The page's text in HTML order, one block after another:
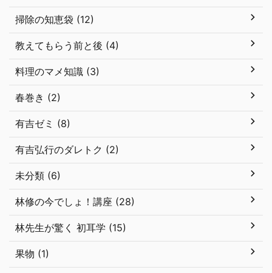
掃除の知恵袋 (12)
教えてもらう前と後 (4)
料理のマメ知識 (3)
春巻き (2)
有吉ゼミ (8)
有吉弘行のダレトク (2)
未分類 (6)
林修の今でしょ！講座 (28)
林先生が驚く 初耳学 (15)
果物 (1)